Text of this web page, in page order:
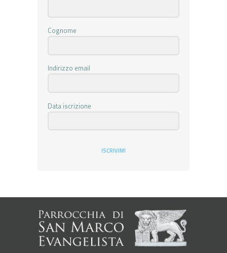
Cognome
Indirizzo email
Data iscrizione
ISCRIVIMI